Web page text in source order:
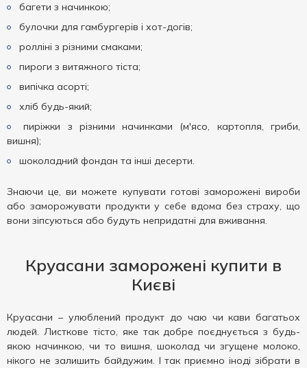
багети з начинкою;
булочки для гамбургерів і хот-догів;
ролліні з різними смаками;
пироги з витяжного тіста;
випічка асорті;
хліб будь-який;
пиріжки з різними начинками (м'ясо, картопля, гриби,
вишня);
шоколадний фондан та інші десерти.
Знаючи це, ви можете купувати готові заморожені вироби
або заморожувати продукти у себе вдома без страху, що
вони зіпсуються або будуть непридатні для вживання.
Круасани заморожені купити в
Києві
Круасани – улюблений продукт до чаю чи кави багатьох
людей. Листкове тісто, яке так добре поєднується з будь-
якою начинкою, чи то вишня, шоколад чи згущене молоко,
нікого не залишить байдужим. І так приємно іноді зібрати в